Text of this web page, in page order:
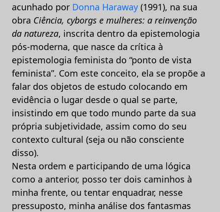
acunhado por Donna Haraway (1991), na sua
obra Ciência, cyborgs e mulheres: a reinvenção
da natureza, inscrita dentro da epistemologia
pós-moderna, que nasce da crítica à
epistemologia feminista do “ponto de vista
feminista”. Com este conceito, ela se propõe a
falar dos objetos de estudo colocando em
evidência o lugar desde o qual se parte,
insistindo em que todo mundo parte da sua
própria subjetividade, assim como do seu
contexto cultural (seja ou não consciente
disso).
Nesta ordem e participando de uma lógica
como a anterior, posso ter dois caminhos à
minha frente, ou tentar enquadrar, nesse
pressuposto, minha análise dos fantasmas